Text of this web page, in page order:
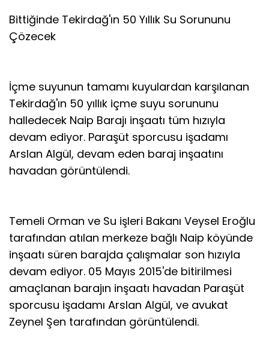
Bittiğinde Tekirdağ'ın 50 Yıllık Su Sorununu
Çözecek
İçme suyunun tamamı kuyulardan karşılanan
Tekirdağ'ın 50 yıllık içme suyu sorununu
halledecek Naip Barajı inşaatı tüm hızıyla
devam ediyor. Paraşüt sporcusu işadamı
Arslan Algül, devam eden baraj inşaatını
havadan görüntülendi.
Temeli Orman ve Su işleri Bakanı Veysel Eroğlu
tarafından atılan merkeze bağlı Naip köyünde
inşaatı süren barajda çalışmalar son hızıyla
devam ediyor. 05 Mayıs 2015'de bitirilmesi
amaçlanan barajın inşaatı havadan Paraşüt
sporcusu işadamı Arslan Algül, ve avukat
Zeynel Şen tarafından görüntülendi.